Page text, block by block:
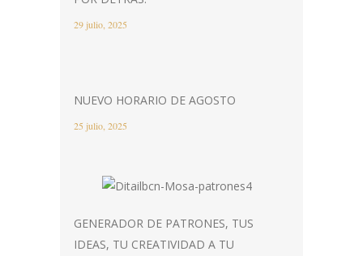
29 julio, 2025
NUEVO HORARIO DE AGOSTO
25 julio, 2025
GENERADOR DE PATRONES, TUS
IDEAS, TU CREATIVIDAD A TU